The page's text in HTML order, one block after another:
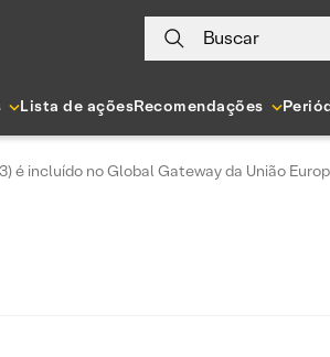
Buscar
Lista de açõesRecomendações
é incluído no Global Gateway da União